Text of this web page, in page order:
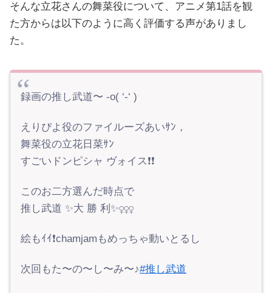
そんな立花さんの舞菜役について、アニメ第1話を観
た方からは以下のように高く評価する声がありまし
た。
録画の推し武道〜 -o( ‘-‘ )
えりぴよ役のファイルーズあいｻﾝ，
舞菜役の立花日菜ｻﾝ
すごいドンピシャ ヴォイス❗️❗️
このお二方選んだ時点で
推し武道 ✨大 勝 利✨‍♀️‍♀️‍♀️
絵もｲｲ❗️chamjamもめっちゃ動いとるし
次回もた〜の〜し〜み〜♪#推し武道